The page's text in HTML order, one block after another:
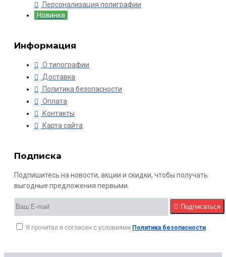
Персонализация полиграфии
Новинка
Информация
О типографии
Доставка
Политика безопасности
Оплата
Контакты
Карта сайта
Подписка
Подпишитесь на новости, акции и скидки, чтобы получать
выгодные предложения первыми.
Подписаться
Я прочитал и согласен с условиями Политика безопасности